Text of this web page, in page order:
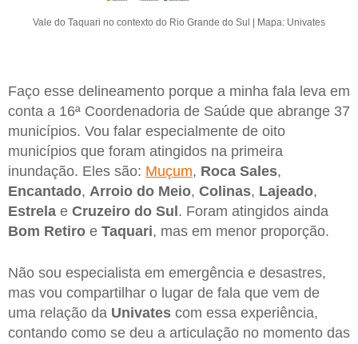
Vale do Taquari no contexto do Rio Grande do Sul | Mapa: Univates
Faço esse delineamento porque a minha fala leva em
conta a 16ª Coordenadoria de Saúde que abrange 37
municípios. Vou falar especialmente de oito
municípios que foram atingidos na primeira
inundação. Eles são: Muçum, Roca Sales,
Encantado, Arroio do Meio, Colinas, Lajeado,
Estrela e Cruzeiro do Sul . Foram atingidos ainda
Bom Retiro e Taquari, mas em menor proporção.
Não sou especialista em emergência e desastres,
mas vou compartilhar o lugar de fala que vem de
uma relação da Univates com essa experiência,
contando como se deu a articulação no momento das